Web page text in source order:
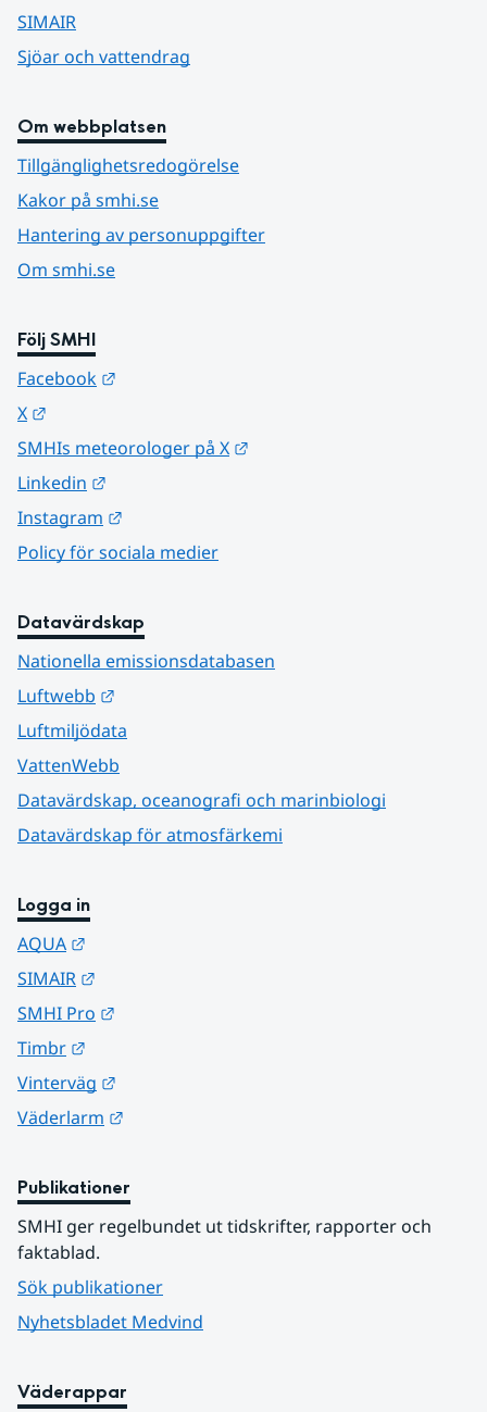
SIMAIR
Sjöar och vattendrag
Om webbplatsen
Tillgänglighetsredogörelse
Kakor på smhi.se
Hantering av personuppgifter
Om smhi.se
Följ SMHI
Facebook
X
SMHIs meteorologer på X
Linkedin
Instagram
Policy för sociala medier
Datavärdskap
Nationella emissionsdatabasen
Luftwebb
Luftmiljödata
VattenWebb
Datavärdskap, oceanografi och marinbiologi
Datavärdskap för atmosfärkemi
Logga in
AQUA
SIMAIR
SMHI Pro
Timbr
Vinterväg
Väderlarm
Publikationer
SMHI ger regelbundet ut tidskrifter, rapporter och
faktablad.
Sök publikationer
Nyhetsbladet Medvind
Väderappar